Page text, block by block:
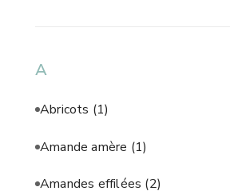
A
Abricots (1)
Amande amère (1)
Amandes effilées (2)